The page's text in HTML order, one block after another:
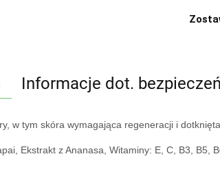
Informacje dot.
w tym skóra wymagająca regeneracji i
Ekstrakt z Ananasa, Witaminy: E, C, B3, B5,